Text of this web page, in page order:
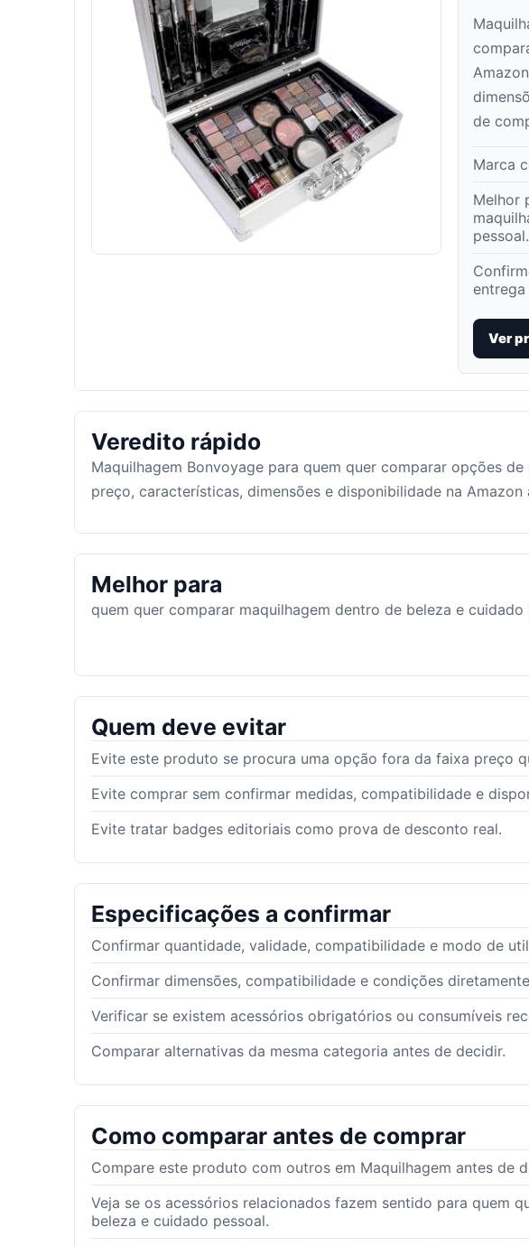
de
Marca
Melhor
pessoal.
Ver
Veredito rápido
Maquilhagem Bonvoyage para quem quer comparar opções
preço, características, dimensões e disponibilidade na Amazon
Melhor para
quem quer comparar maquilhagem dentro de beleza e cuidado
Quem deve evitar
Evite este produto se procura uma opção fora da faixa preço
Evite comprar sem confirmar medidas, compatibilidade e
Evite tratar badges editoriais como prova de desconto real.
Especificações a confirmar
Confirmar quantidade, validade, compatibilidade e modo de
Confirmar dimensões, compatibilidade e condições
Verificar se existem acessórios obrigatórios ou consumíveis
Comparar alternativas da mesma categoria antes de decidir.
Como comparar antes de comprar
Compare este produto com outros em Maquilhagem antes de
Veja se os acessórios relacionados fazem sentido para quem
beleza e cuidado pessoal.